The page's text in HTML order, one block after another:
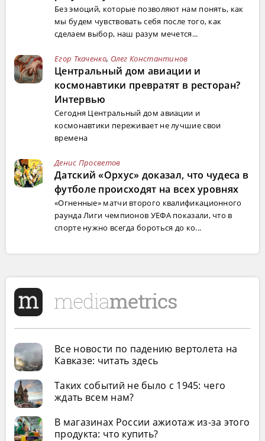
Без эмоций, которые позволяют нам понять, как
мы будем чувствовать себя после того, как
сделаем выбор, наш разум мечется...
Егор Ткаченко, Олег Константинов
Центральный дом авиации и
космонавтики превратят в ресторан?
Интервью
Сегодня Центральный дом авиации и
космонавтики переживает не лучшие свои
времена
Денис Просветов
Датский «Орхус» доказал, что чудеса в
футболе происходят на всех уровнях
«Огненные» матчи второго квалификационного
раунда Лиги чемпионов УЕФА показали, что в
спорте нужно всегда бороться до ко...
Все новости по падению вертолета на
Кавказе: читать здесь
Таких событий не было с 1945: чего
ждать всем нам?
В магазинах России ажиотаж из-за этого
продукта: что купить?